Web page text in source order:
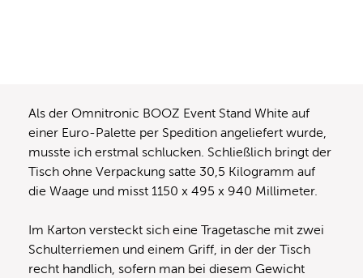
Als der Omnitronic BOOZ Event Stand White auf
einer Euro-Palette per Spedition angeliefert wurde,
musste ich erstmal schlucken. Schließlich bringt der
Tisch ohne Verpackung satte 30,5 Kilogramm auf
die Waage und misst 1150 x 495 x 940 Millimeter.
Im Karton versteckt sich eine Tragetasche mit zwei
Schulterriemen und einem Griff, in der der Tisch
recht handlich, sofern man bei diesem Gewicht